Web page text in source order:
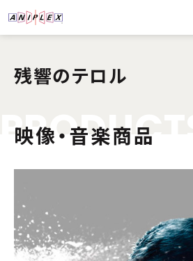
残響のテロル
PRODUC
映像・音楽商品